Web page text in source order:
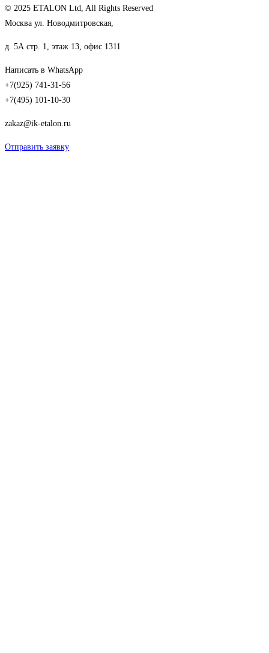
© 2025 ETALON Ltd, All Rights Reserved
Москва ул. Новодмитровская,
д. 5А стр. 1, этаж 13, офис 1311
Написать в WhatsApp
+7(925) 741-31-56
+7(495) 101-10-30
zakaz@ik-etalon.ru
Отправить заявку